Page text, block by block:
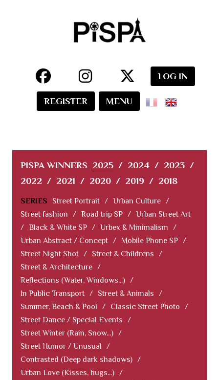
LOG IN
REGISTER MENU
PISPA WINNERS 2025 / 2024 / 2023 /
2022 / 2021 / 2020 / 2019 / 2018
SERIES Street Portrait / Urban Culture /
Street fashion
/ Road trip SP / Urban Street Art
/ Black & White SP / Urbex & Minimalism
/
Urban Abstract / Concept / Mobile Phone SP /
Street Night Shot / Street & Childrens
/
Street & Architecture /
Reflections (Water, Windows...) /
In Public Transport / Street & Animals
/
Summer, Beach & Pool
/ Classic Street Photo
/
Street Dance / Special Events
/
Street Winter (Rain, Snow...) /
Street Humor / Unusual
/
Contrasted (Deep dark shadows) /
Urban Love (Kisses, hugs...) /